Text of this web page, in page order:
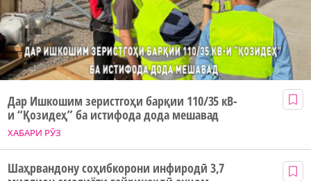
ХАБАРИ РӮЗ
Дар Ишкошим зеристгоҳи барқии 110/35 кВ-
и “Қозидеҳ” ба истифода дода мешавад
Шаҳрвандону соҳибкорони инфиродӣ 3,7